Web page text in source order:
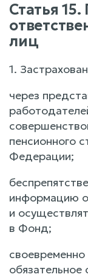
Статья
лиц
1.
через
пенсионного
Федерации;
информацию о
и
в Фонд;
обязательное